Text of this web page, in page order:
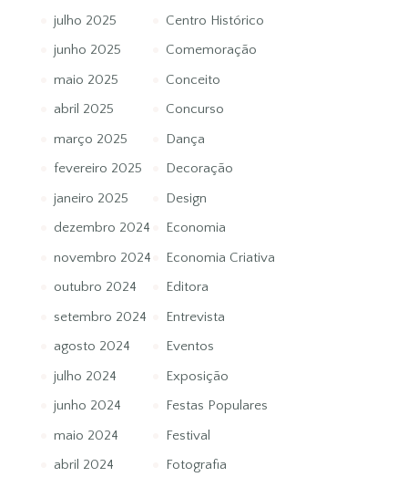
julho 2025
junho 2025
maio 2025
abril 2025
março 2025
fevereiro 2025
janeiro 2025
dezembro 2024
novembro 2024
outubro 2024
setembro 2024
agosto 2024
julho 2024
junho 2024
maio 2024
abril 2024
Centro Histórico
Comemoração
Conceito
Concurso
Dança
Decoração
Design
Economia
Economia Criativa
Editora
Entrevista
Eventos
Exposição
Festas Populares
Festival
Fotografia